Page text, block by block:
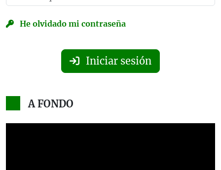
He olvidado mi contraseña
Iniciar sesión
A FONDO